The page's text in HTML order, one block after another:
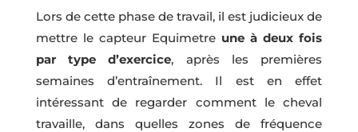
Lors de cette phase de travail, il est judicieux de
mettre le capteur Equimetreune à deux fois
par type d’exercice, après les premières
semaines d’entraînement. Il est en effet
intéressant de regarder comment le cheval
travaille, dans quelles zones de fréquence